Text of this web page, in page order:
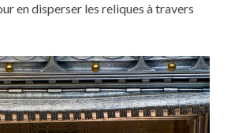
en disperser les reliques à travers